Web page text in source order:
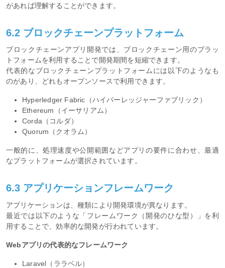
があれば理解することができます。
6.2 ブロックチェーンプラットフォーム
ブロックチェーンアプリ開発では、ブロックチェーン用のプラッ
トフォームを利用することで開発期間を短縮できます。
代表的なブロックチェーンプラットフォームには以下のようなも
のがあり、どれもオープンソースで利用できます。
Hyperledger Fabric（ハイパーレッジャーファブリック）
Ethereum（イーサリアム）
Corda（コルダ）
Quorum（クオラム）
一般的に、処理速度や公開範囲などアプリの要件に合わせ、最適
なプラットフォームが選択されています。
6.3 アプリケーションフレームワーク
アプリケーションは、種類により開発環境が異なります。
最近では以下のような「フレームワーク（開発のひな型）」を利
用することで、効率的な開発が行われています。
Webアプリの代表的なフレームワーク
Laravel（ララベル）